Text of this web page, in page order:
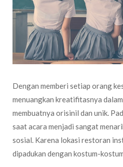
Dengan memberi setiap orang
menuangkan kreatifitasnya
membuatnya orisinil dan unik.
saat acara menjadi sangat
sosial. Karena lokasi restoran
dipadukan dengan kostum-